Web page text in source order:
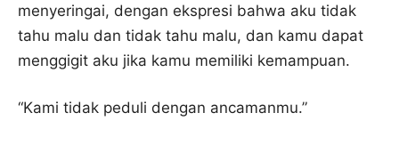
menyeringai, dengan ekspresi bahwa aku tidak
tahu malu dan tidak tahu malu, dan kamu dapat
menggigit aku jika kamu memiliki kemampuan.
“Kami tidak peduli dengan ancamanmu.”